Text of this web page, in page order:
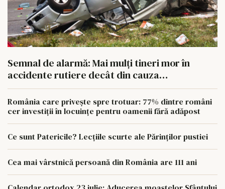
Semnal de alarmă: Mai mulți tineri mor în
accidente rutiere decât din cauza
tuberculozei și a drogurilor
România care privește spre trotuar: 77% dintre români
cer investiții în locuințe pentru oamenii fără adăpost
Ce sunt Patericile? Lecțiile scurte ale Părinților pustiei
Cea mai vârstnică persoană din România are 111 ani